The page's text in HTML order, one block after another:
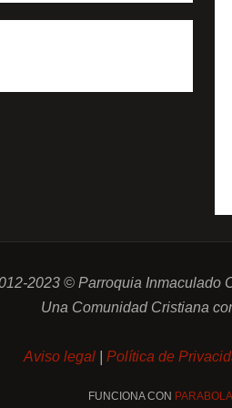
2023 © Parroquia Inmaculado
Una Comunidad Cristiana
Aviso legal Política de
FUNCIONA CON PARABOLA